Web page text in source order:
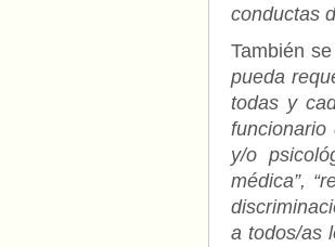
conductas
También
pueda
todas y
y/o
médica”,
a todos/as